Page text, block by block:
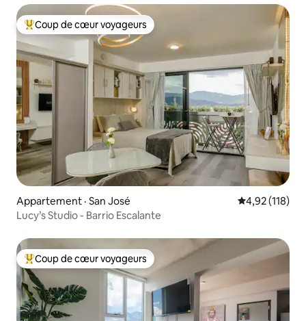
Coup de cœur voyageurs parmi les plus aimés
Coup de cœur voyageurs
Appartement · San José Note
4,92 (118)
Lucy’s Studio - Barrio Escalante
Coup de cœur voyageurs parmi les plus aimés
Coup de cœur voyageurs